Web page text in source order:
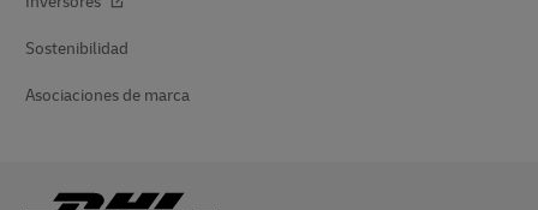
Sostenibilidad
Asociaciones de marca